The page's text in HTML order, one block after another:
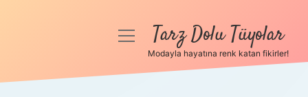
Anasayfa
menüyüTarz Dolu Tüyolar
Modayla hayatına renk katan fikirler!